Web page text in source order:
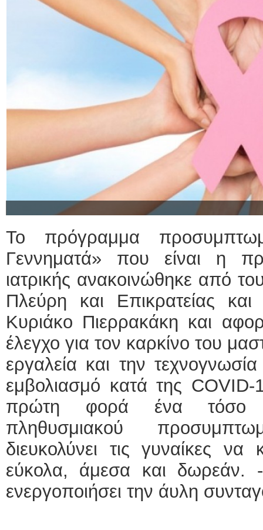
Το πρόγραμμα
Γεννηματά» που είναι η
ιατρικής ανακοινώθηκε από
Πλεύρη και Επικρατείας
Κυριάκο Πιερρακάκη και
έλεγχο για τον καρκίνο του
εργαλεία και την
εμβολιασμό κατά της
πρώτη φορά ένα τόσο
πληθυσμιακού
διευκολύνει τις γυναίκες να
εύκολα, άμεσα και δωρεάν. -
ενεργοποιήσει την άυλη